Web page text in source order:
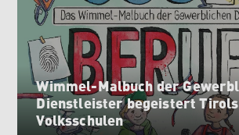
Wimmel-Malbuch der
Dienstleister begeistert Tirols
Volksschulen